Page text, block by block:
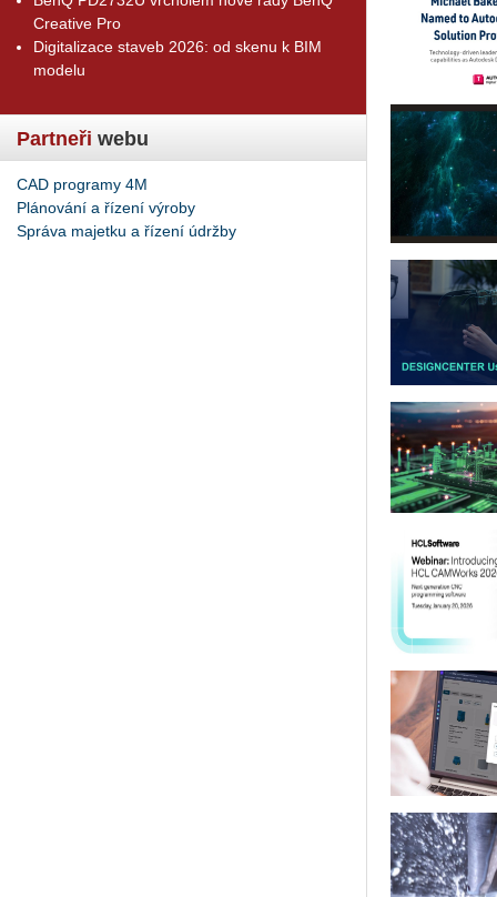
Creative Pro
Digitalizace staveb 2026: od skenu k BIM
modelu
Partneři webu
CAD programy 4M
Plánování a řízení výroby
Správa majetku a řízení údržby